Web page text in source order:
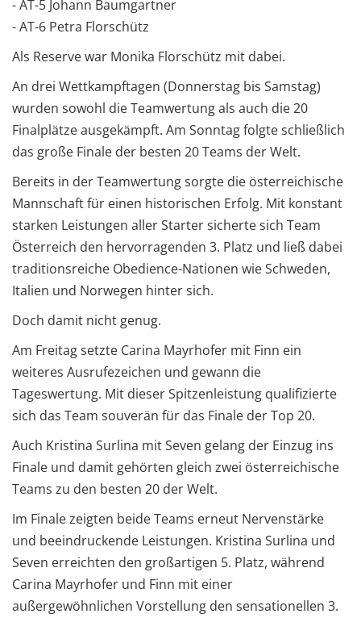
- AT-5 Johann Baumgartner
- AT-6 Petra Florschütz
Als Reserve war Monika Florschütz mit dabei.
An drei Wettkampftagen (Donnerstag bis Samstag)
wurden sowohl die Teamwertung als auch die 20
Finalplätze ausgekämpft. Am Sonntag folgte schließlich
das große Finale der besten 20 Teams der Welt.
Bereits in der Teamwertung sorgte die österreichische
Mannschaft für einen historischen Erfolg. Mit konstant
starken Leistungen aller Starter sicherte sich Team
Österreich den hervorragenden 3. Platz und ließ dabei
traditionsreiche Obedience-Nationen wie Schweden,
Italien und Norwegen hinter sich.
Doch damit nicht genug.
Am Freitag setzte Carina Mayrhofer mit Finn ein
weiteres Ausrufezeichen und gewann die
Tageswertung. Mit dieser Spitzenleistung qualifizierte
sich das Team souverän für das Finale der Top 20.
Auch Kristina Surlina mit Seven gelang der Einzug ins
Finale und damit gehörten gleich zwei österreichische
Teams zu den besten 20 der Welt.
Im Finale zeigten beide Teams erneut Nervenstärke
und beeindruckende Leistungen. Kristina Surlina und
Seven erreichten den großartigen 5. Platz, während
Carina Mayrhofer und Finn mit einer
außergewöhnlichen Vorstellung den sensationellen 3.